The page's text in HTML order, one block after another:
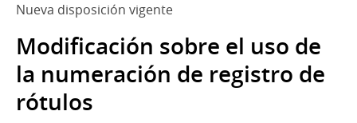
Nueva disposición vigente
Modificación sobre el uso de
la numeración de registro de
rótulos